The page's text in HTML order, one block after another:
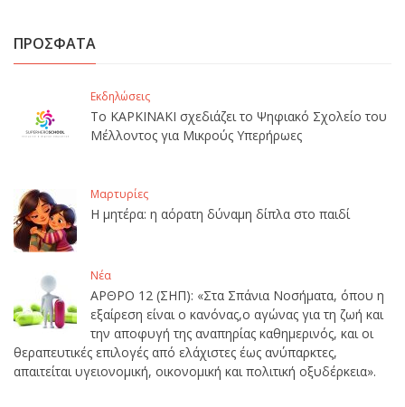
ΠΡΟΣΦΑΤΑ
Εκδηλώσεις
Το ΚΑΡΚΙΝΑΚΙ σχεδιάζει το Ψηφιακό Σχολείο του
Μέλλοντος για Μικρούς Υπερήρωες
Μαρτυρίες
Η μητέρα: η αόρατη δύναμη δίπλα στο παιδί
Νέα
ΑΡΘΡΟ 12 (ΣΗΠ): «Στα Σπάνια Νοσήματα, όπου η
εξαίρεση είναι ο κανόνας,ο αγώνας για τη ζωή και
την αποφυγή της αναπηρίας καθημερινός, και οι
θεραπευτικές επιλογές από ελάχιστες έως ανύπαρκτες,
απαιτείται υγειονομική, οικονομική και πολιτική οξυδέρκεια».